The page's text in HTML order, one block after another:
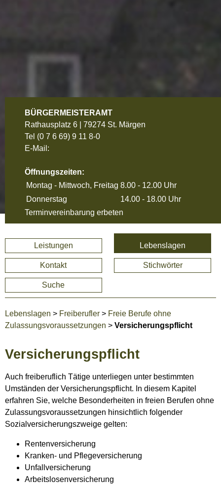
BÜRGERMEISTERAMT
Rathausplatz 6 | 79274 St. Märgen
Tel (0 7 6 69) 9 11 8-0
E-Mail:
Öffnungszeiten:
Montag - Mittwoch, Freitag 8.00 - 12.00 Uhr
Donnerstag
14.00 - 18.00 Uhr
Terminvereinbarung erbeten
Leistungen Lebenslagen
Kontakt Stichwörter
Suche
Lebenslagen > Freiberufler > Freie Berufe ohne
Zulassungsvoraussetzungen > Versicherungspflicht
Versicherungspflicht
Auch freiberuflich Tätige unterliegen unter bestimmten
Umständen der Versicherungspflicht. In diesem Kapitel
erfahren Sie, welche Besonderheiten in freien Berufen ohne
Zulassungsvoraussetzungen hinsichtlich folgender
Sozialversicherungszweige gelten:
Rentenversicherung
Kranken- und Pflegeversicherung
Unfallversicherung
Arbeitslosenversicherung